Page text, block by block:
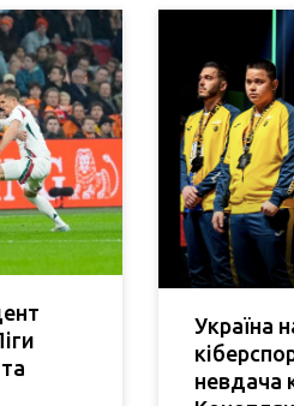
Україна
невдача